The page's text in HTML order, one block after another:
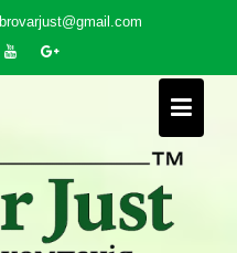
brovarjust@gmail.com